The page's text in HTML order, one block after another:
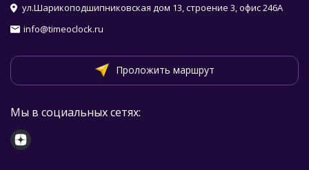
ул.Шарикоподшипниковская дом 13, строение 3, офис 246А
info@timeoclock.ru
Проложить маршрут
Мы в социальных сетях: